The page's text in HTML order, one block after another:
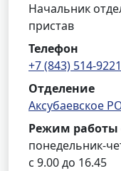
Начальник
пристав
Телефон
+7 (843) 514-9221
Отделение
Аксубаевское
Режим работы
понедельник-
с 9.00 до 16.45